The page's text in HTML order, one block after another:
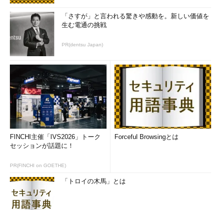
もう1つの重要な取り組みである標的型攻撃のテストでは、ユ
ーザーがフィッシングメールに正しく対応できるかを確かめた。
2014年に初めて実施したテストでは、26％のユーザーが引っ掛
かってしまった。そこで、数回に分けてユーザーに対するトレー
ニングを実施、フィッシングなどへの現実的な対処方法を教え
トでは、引っ掛かった人の比率が0.3％と大幅に減少したとい
う。
リアルなテストによって、ユーザーの対応力向上を図った
「ユーザーはサイバーセキュリティにおける最初の防御線」
「さすが」と言われる驚きや感動を。新しい価値を
生む電通の挑戦
PR(dentsu Japan)
FINCHI主催「IVS2026」トーク
セッションが話題に！
PR(FINCHI on GOETHE)
Forceful Browsingとは
「トロイの木馬」とは